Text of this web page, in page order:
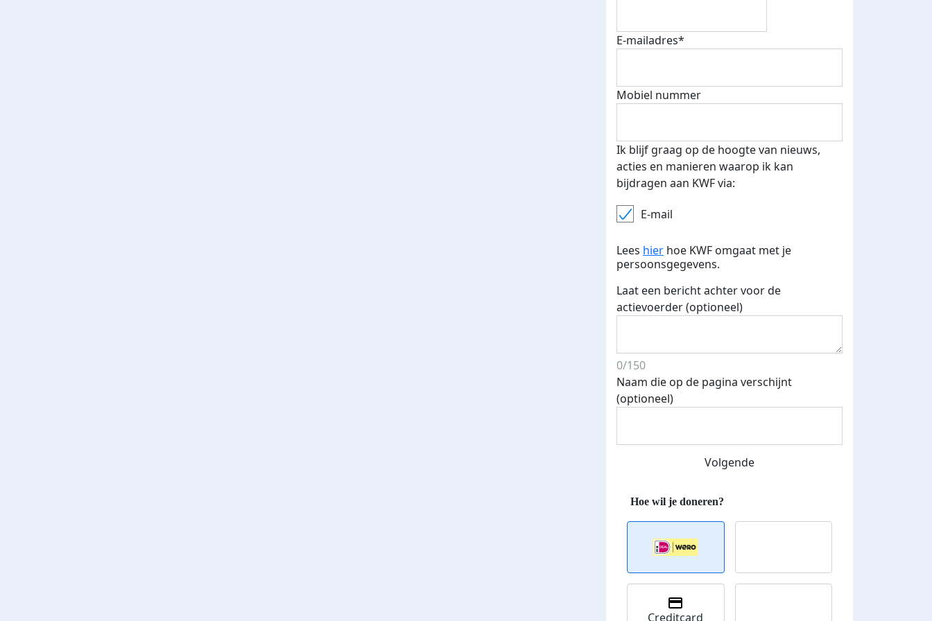
E-mailadres*
Mobiel nummer
Ik blijf graag op de hoogte van nieuws,
acties en manieren waarop ik kan
bijdragen aan KWF via:
E-mail
Lees hier hoe KWF omgaat met je
persoonsgegevens.
Laat een bericht achter voor de
actievoerder (optioneel)
0/150
Naam die op de pagina verschijnt
(optioneel)
Volgende
Creditcard